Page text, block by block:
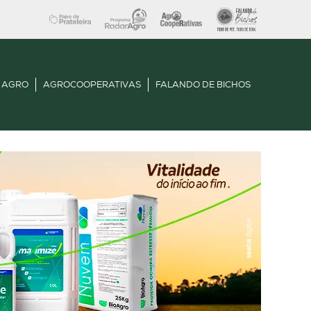
AGROCOOPERATIVAS FALANDO DE BICHOS